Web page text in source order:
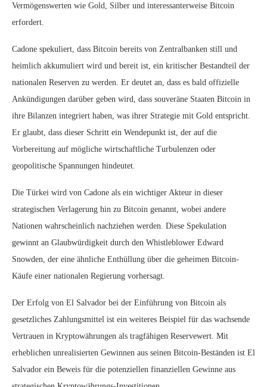
Vermögenswerten wie Gold, Silber und interessanterweise Bitcoin
erfordert.
Cadone spekuliert, dass Bitcoin bereits von Zentralbanken still und
heimlich akkumuliert wird und bereit ist, ein kritischer Bestandteil der
nationalen Reserven zu werden. Er deutet an, dass es bald offizielle
Ankündigungen darüber geben wird, dass souveräne Staaten Bitcoin in
ihre Bilanzen integriert haben, was ihrer Strategie mit Gold entspricht.
Er glaubt, dass dieser Schritt ein Wendepunkt ist, der auf die
Vorbereitung auf mögliche wirtschaftliche Turbulenzen oder
geopolitische Spannungen hindeutet.
Die Türkei wird von Cadone als ein wichtiger Akteur in dieser
strategischen Verlagerung hin zu Bitcoin genannt, wobei andere
Nationen wahrscheinlich nachziehen werden. Diese Spekulation
gewinnt an Glaubwürdigkeit durch den Whistleblower Edward
Snowden, der eine ähnliche Enthüllung über die geheimen Bitcoin-
Käufe einer nationalen Regierung vorhersagt.
Der Erfolg von El Salvador bei der Einführung von Bitcoin als
gesetzliches Zahlungsmittel ist ein weiteres Beispiel für das wachsende
Vertrauen in Kryptowährungen als tragfähigen Reservewert. Mit
erheblichen unrealisierten Gewinnen aus seinen Bitcoin-Beständen ist El
Salvador ein Beweis für die potenziellen finanziellen Gewinne aus